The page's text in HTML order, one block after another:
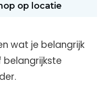
op locatie
wat je belangrijk
belangrijkste